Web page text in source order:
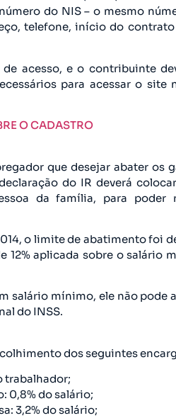
do NIS – o mesmo
telefone, início do
acesso, e o contribuinte
para acessar o site
O CADASTRO
que desejar abater os
do IR deverá
da família, para poder
o limite de abatimento foi
12% aplicada sobre o salário
salário mínimo, ele não pode
do INSS.
dos seguintes
trabalhador;
0,8% do salário;
3,2% do salário;